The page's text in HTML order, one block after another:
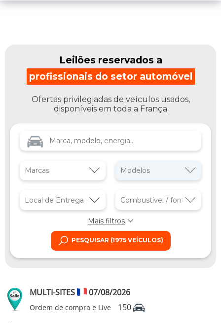
Leilões reservados a
profissionais do setor automóvel
Ofertas privilegiadas de veículos usados,
disponíveis em toda a França
Mais filtros
PESQUISAR (1975 VEÍCULOS)
MULTI-SITES 07/08/2026
Ordem de compra e Live 150